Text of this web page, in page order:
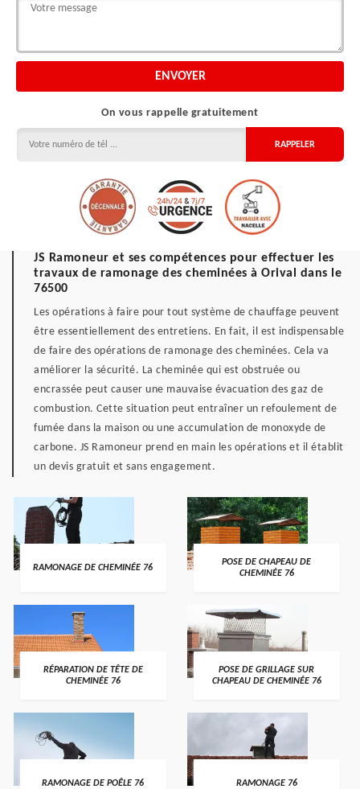
On vous rappelle gratuitement
JS Ramoneur et ses compétences pour effectuer les
travaux de ramonage des cheminées à Orival dans le
76500
Les opérations à faire pour tout système de chauffage peuvent
être essentiellement des entretiens. En fait, il est indispensable
de faire des opérations de ramonage des cheminées. Cela va
améliorer la sécurité. La cheminée qui est obstruée ou
encrassée peut causer une mauvaise évacuation des gaz de
combustion. Cette situation peut entraîner un refoulement de
fumée dans la maison ou une accumulation de monoxyde de
carbone. JS Ramoneur prend en main les opérations et il établit
un devis gratuit et sans engagement.
RAMONAGE DE CHEMINÉE 76
POSE DE CHAPEAU DE
CHEMINÉE 76
RÉPARATION DE TÊTE DE
CHEMINÉE 76
POSE DE GRILLAGE SUR
CHAPEAU DE CHEMINÉE 76
RAMONAGE DE POÊLE 76 RAMONAGE 76